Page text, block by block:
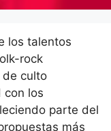
los talentos
rock
de culto
con los
parte del
más